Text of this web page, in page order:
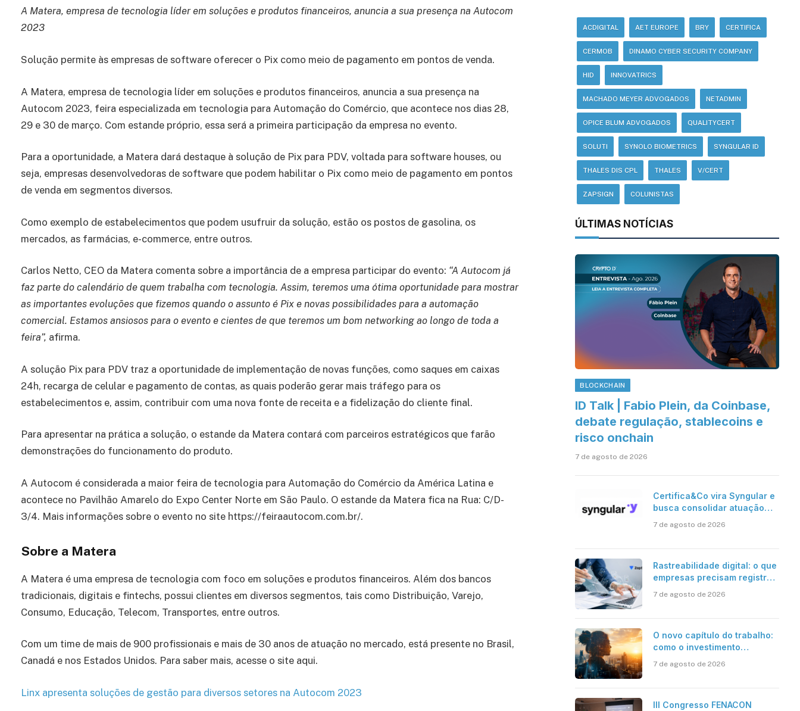
A Matera, empresa de tecnologia líder em soluções e produtos financeiros, anuncia a sua presença na Autocom
2023
Solução permite às empresas de software oferecer o Pix como meio de pagamento em pontos de venda.
A Matera, empresa de tecnologia líder em soluções e produtos financeiros, anuncia a sua presença na
Autocom 2023, feira especializada em tecnologia para Automação do Comércio, que acontece nos dias 28,
29 e 30 de março. Com estande próprio, essa será a primeira participação da empresa no evento.
Para a oportunidade, a Matera dará destaque à solução de Pix para PDV, voltada para software houses, ou
seja, empresas desenvolvedoras de software que podem habilitar o Pix como meio de pagamento em pontos
de venda em segmentos diversos.
Como exemplo de estabelecimentos que podem usufruir da solução, estão os postos de gasolina, os
mercados, as farmácias, e-commerce, entre outros.
Carlos Netto, CEO da Matera comenta sobre a importância de a empresa participar do evento: “A Autocom já
faz parte do calendário de quem trabalha com tecnologia. Assim, teremos uma ótima oportunidade para mostrar
as importantes evoluções que fizemos quando o assunto é Pix e novas possibilidades para a automação
comercial. Estamos ansiosos para o evento e cientes de que teremos um bom networking ao longo de toda a
feira”, afirma.
A solução Pix para PDV traz a oportunidade de implementação de novas funções, como saques em caixas
24h, recarga de celular e pagamento de contas, as quais poderão gerar mais tráfego para os
estabelecimentos e, assim, contribuir com uma nova fonte de receita e a fidelização do cliente final.
Para apresentar na prática a solução, o estande da Matera contará com parceiros estratégicos que farão
demonstrações do funcionamento do produto.
A Autocom é considerada a maior feira de tecnologia para Automação do Comércio da América Latina e
acontece no Pavilhão Amarelo do Expo Center Norte em São Paulo. O estande da Matera fica na Rua: C/D-
3/4. Mais informações sobre o evento no site https://feiraautocom.com.br/.
Sobre a Matera
A Matera é uma empresa de tecnologia com foco em soluções e produtos financeiros. Além dos bancos
tradicionais, digitais e fintechs, possui clientes em diversos segmentos, tais como Distribuição, Varejo,
Consumo, Educação, Telecom, Transportes, entre outros.
Com um time de mais de 900 profissionais e mais de 30 anos de atuação no mercado, está presente no Brasil,
Canadá e nos Estados Unidos. Para saber mais, acesse o site aqui.
Linx apresenta soluções de gestão para diversos setores na Autocom 2023
ACDIGITAL AET EUROPE BRY CERTIFICA
CERMOB DINAMO CYBER SECURITY COMPANY
HID INNOVATRICS
MACHADO MEYER ADVOGADOS NETADMIN
OPICE BLUM ADVOGADOS QUALITYCERT
SOLUTI SYNOLO BIOMETRICS SYNGULAR ID
THALES DIS CPL THALES V/CERT
ZAPSIGN COLUNISTAS
ÚLTIMAS NOTÍCIAS
BLOCKCHAIN
ID Talk | Fabio Plein, da Coinbase,
debate regulação, stablecoins e
risco onchain
7 de agosto de 2026
Certifica&Co vira Syngular e
busca consolidar atuação
7 de agosto de 2026
Rastreabilidade digital: o que
empresas precisam registrar
7 de agosto de 2026
O novo capítulo do trabalho:
como o investimento
científica revela a
7 de agosto de 2026
III Congresso FENACON